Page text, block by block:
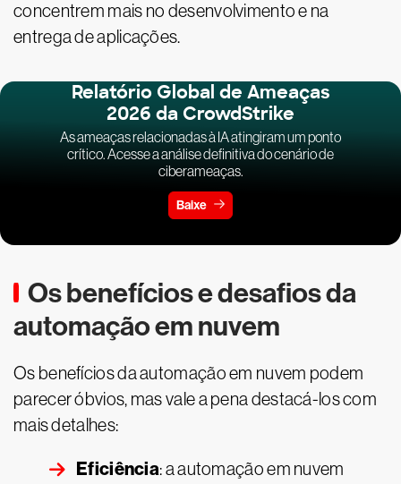
concentrem mais no desenvolvimento e na
entrega de aplicações.
Relatório Global de Ameaças
2026 da CrowdStrike
As ameaças relacionadas à IA atingiram um ponto
crítico. Acesse a análise definitiva do cenário de
ciberameaças.
Baixe
Os benefícios e desafios da
automação em nuvem
Os benefícios da automação em nuvem podem
parecer óbvios, mas vale a pena destacá-los com
mais detalhes:
Eficiência: a automação em nuvem